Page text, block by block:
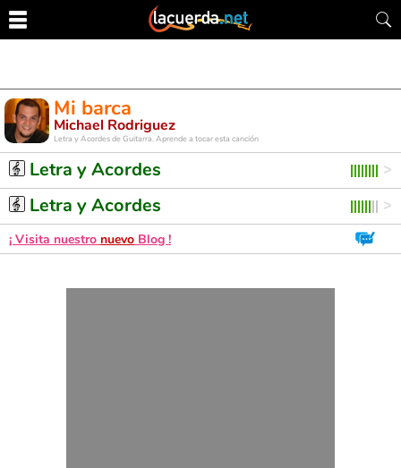
Mi barca
Michael Rodriguez
Letra y Acordes de Guitarra. Aprende a tocar esta canción
Letra y Acordes
Letra y Acordes
¡ Visita nuestro nuevo Blog !